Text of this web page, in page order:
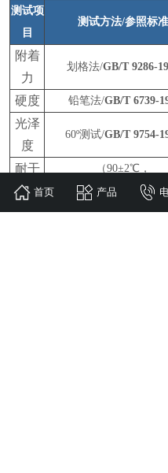
测试项
目
测试方法/参照标准
附着
力
划格法/GB/T 9286-
硬度 铅笔法/GB/T 6739-
光泽
度
60º测试/GB/T 9754-
耐干
热性
（90±2℃，
15min）/GB/T4893.3-
首页 产品